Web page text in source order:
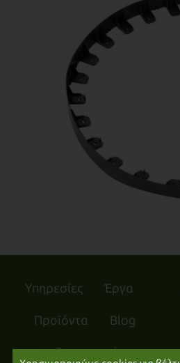
Υπηρεσίες Έργα
Προϊόντα Blog
Επικοινωνία